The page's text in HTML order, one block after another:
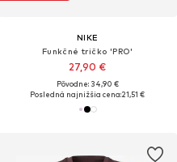
NIKE
Funkčné tričko 'PRO'
27,90 €
Pôvodne: 34,90 €
Posledná najnižšia cena:21,51 €